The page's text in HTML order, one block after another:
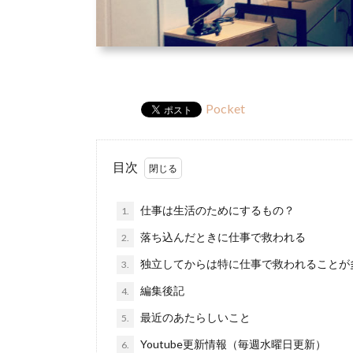
Pocket
目次
1. 仕事は生活のためにするもの？
2. 落ち込んだときに仕事で救われる
3. 独立してからは特に仕事で救われることが
4. 編集後記
5. 最近のあたらしいこと
6. Youtube更新情報（毎週水曜日更新）